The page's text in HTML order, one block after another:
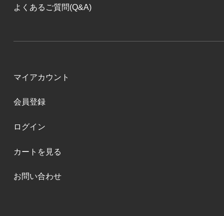
よくあるご質問(Q&A)
マイアカウント
会員登録
ログイン
カートを見る
お問い合わせ